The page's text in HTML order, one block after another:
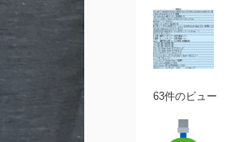
63件のビュー